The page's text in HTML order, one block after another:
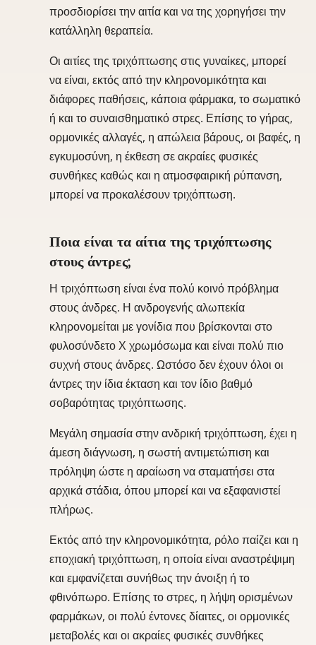
προσδιορίσει την αιτία και να της χορηγήσει την
κατάλληλη θεραπεία.
Οι αιτίες της τριχόπτωσης στις γυναίκες, μπορεί
να είναι, εκτός από την κληρονομικότητα και
διάφορες παθήσεις, κάποια φάρμακα, το σωματικό
ή και το συναισθηματικό στρες. Επίσης το γήρας,
ορμονικές αλλαγές, η απώλεια βάρους, οι βαφές, η
εγκυμοσύνη, η έκθεση σε ακραίες φυσικές
συνθήκες καθώς και η ατμοσφαιρική ρύπανση,
μπορεί να προκαλέσουν τριχόπτωση.
Ποια είναι τα αίτια της τριχόπτωσης
στους άντρες;
Η τριχόπτωση είναι ένα πολύ κοινό πρόβλημα
στους άνδρες. Η ανδρογενής αλωπεκία
κληρονομείται με γονίδια που βρίσκονται στο
φυλοσύνδετο Χ χρωμόσωμα και είναι πολύ πιο
συχνή στους άνδρες. Ωστόσο δεν έχουν όλοι οι
άντρες την ίδια έκταση και τον ίδιο βαθμό
σοβαρότητας τριχόπτωσης.
Μεγάλη σημασία στην ανδρική τριχόπτωση, έχει η
άμεση διάγνωση, η σωστή αντιμετώπιση και
πρόληψη ώστε η αραίωση να σταματήσει στα
αρχικά στάδια, όπου μπορεί και να εξαφανιστεί
πλήρως.
Εκτός από την κληρονομικότητα, ρόλο παίζει και η
εποχιακή τριχόπτωση, η οποία είναι αναστρέψιμη
και εμφανίζεται συνήθως την άνοιξη ή το
φθινόπωρο. Επίσης το στρες, η λήψη ορισμένων
φαρμάκων, οι πολύ έντονες δίαιτες, οι ορμονικές
μεταβολές και οι ακραίες φυσικές συνθήκες